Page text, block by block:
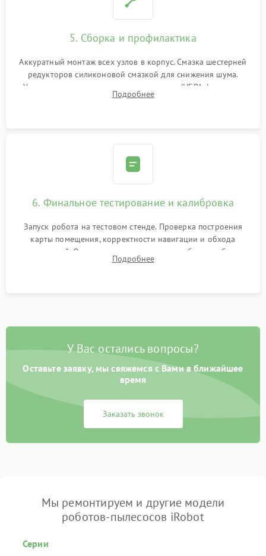
5. Сборка и профилактика
Аккуратный монтаж всех узлов в корпус. Смазка шестерней
редукторов силиконовой смазкой для снижения шума.
Установка новых расходных материалов (HEPA-фильтров,
микрофибры, щеток). Надежная фиксация разъемов и
Подробнее
6. Финальное тестирование и калибровка
Запуск робота на тестовом стенде. Проверка построения
карты помещения, корректности навигации и обхода
препятствий. Оценка силы всасывания и работы турбины.
Тестирование автоматического возврата на док-станцию и
Подробнее
У Вас остались вопросы?
Оставьте заявку, мы свяжемся с Вами в ближайшее
время
Заказать звонок
Мы ремонтируем и другие модели
роботов-пылесосов iRobot
Серии